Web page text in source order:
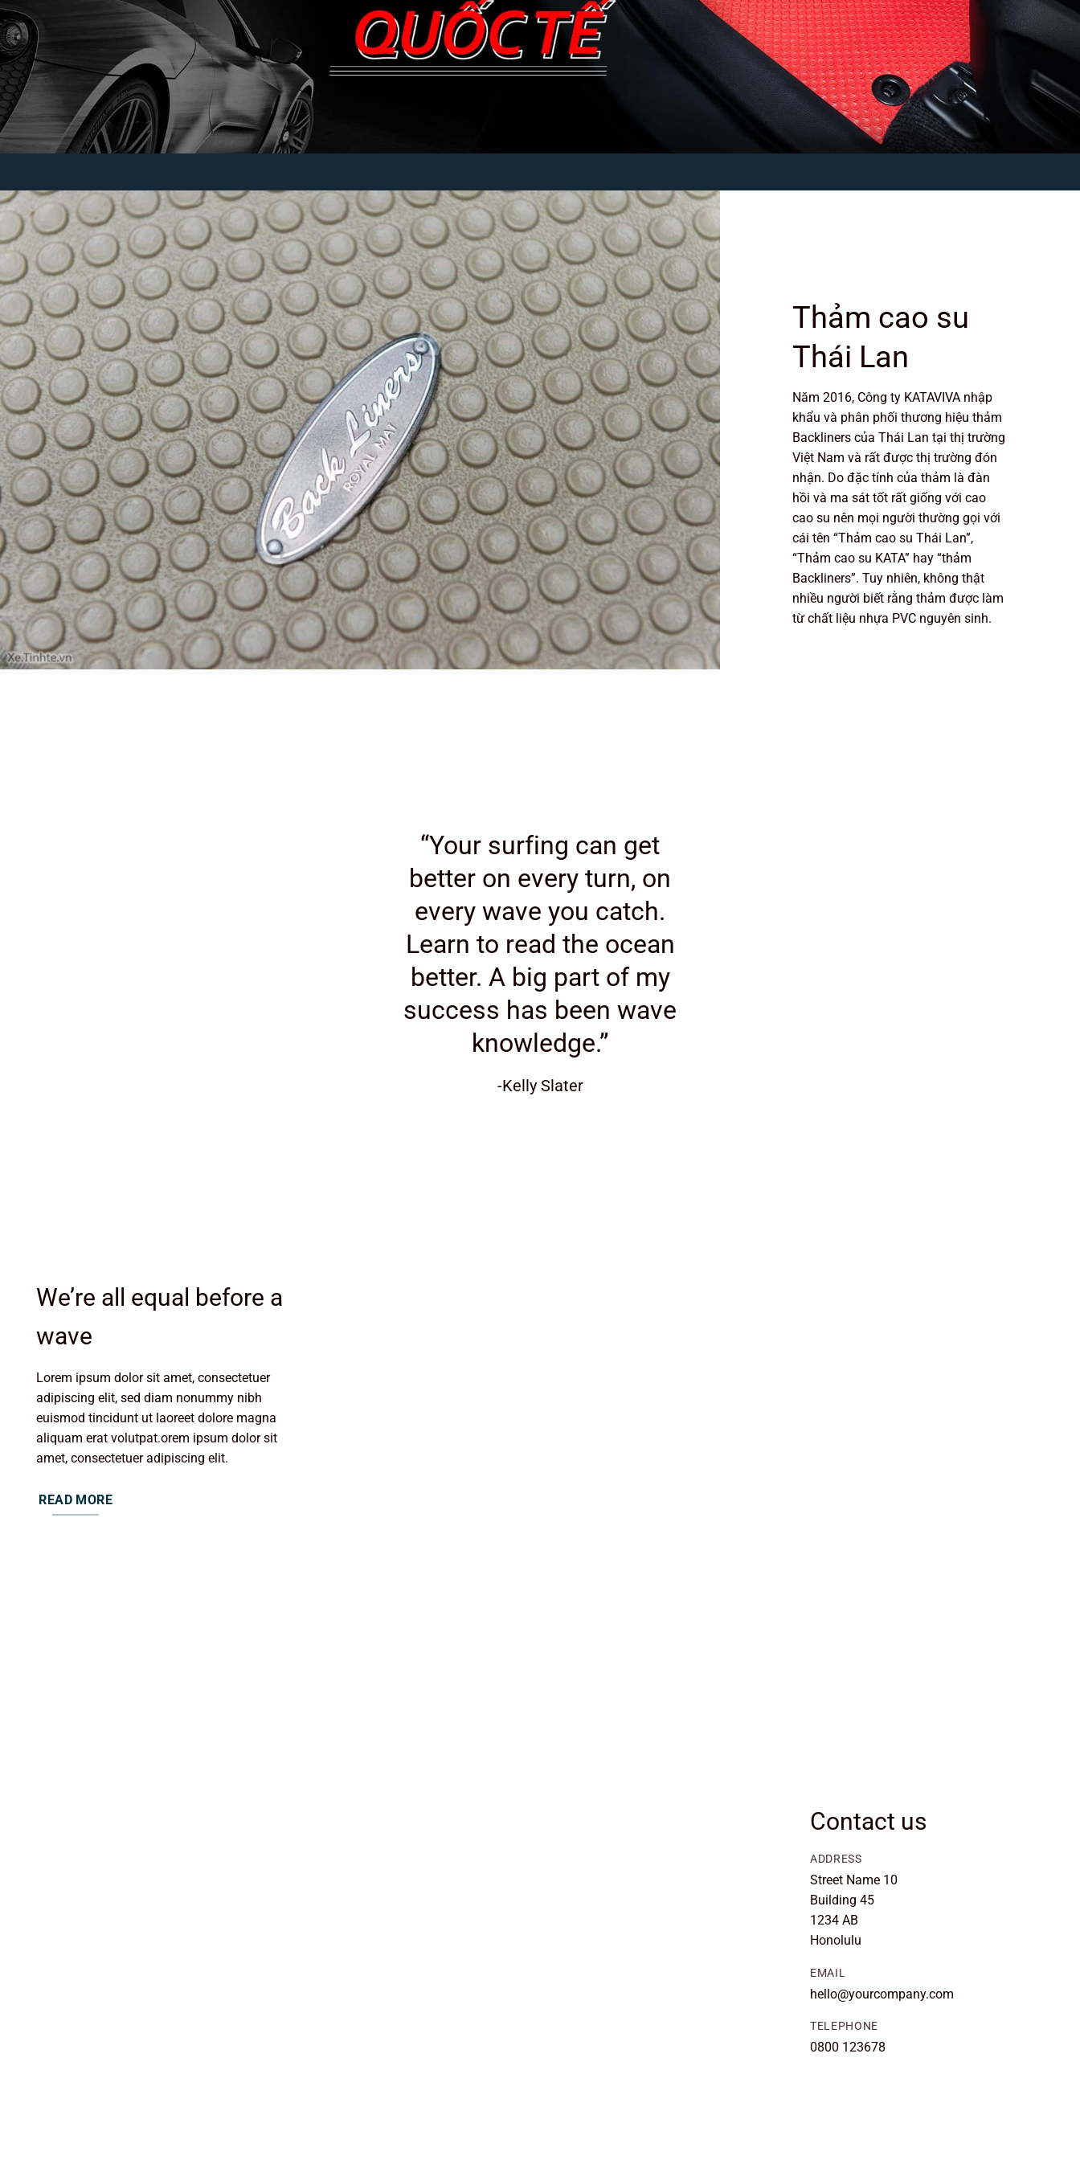
Thảm cao su
Thái Lan
Năm 2016, Công ty KATAVIVA nhập
khẩu và phân phối thương hiệu thảm
Backliners của Thái Lan tại thị trường
Việt Nam và rất được thị trường đón
nhận. Do đặc tính của thảm là đàn
hồi và ma sát tốt rất giống với cao
cao su nên mọi người thường gọi với
cái tên “Thảm cao su Thái Lan”,
“Thảm cao su KATA” hay “thảm
Backliners”. Tuy nhiên, không thật
nhiều người biết rằng thảm được làm
từ chất liệu nhựa PVC nguyên sinh.
“Your surfing can get
better on every turn, on
every wave you catch.
Learn to read the ocean
better. A big part of my
success has been wave
knowledge.”
-Kelly Slater
We’re all equal before a
wave
Lorem ipsum dolor sit amet, consectetuer
adipiscing elit, sed diam nonummy nibh
euismod tincidunt ut laoreet dolore magna
aliquam erat volutpat.orem ipsum dolor sit
amet, consectetuer adipiscing elit.
READ MORE
Contact us
ADDRESS
Street Name 10
Building 45
1234 AB
Honolulu
EMAIL
hello@yourcompany.com
TELEPHONE
0800 123678